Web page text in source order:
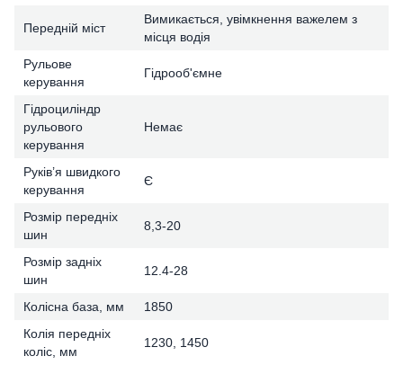
Передній міст
Вимикається, увімкнення важелем з
місця водія
Рульове
керування
Гідрооб'ємне
Гідроциліндр
рульового
керування
Немає
Руків’я швидкого
керування
Є
Розмір передніх
шин
8,3-20
Розмір задніх
шин
12.4-28
Колісна база, мм
1850
Колія передніх
коліс, мм
1230, 1450